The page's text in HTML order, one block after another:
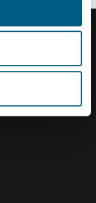
Renholmens logo